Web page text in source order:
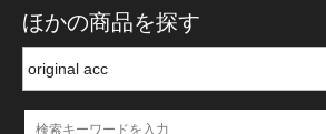
ほかの商品を探す